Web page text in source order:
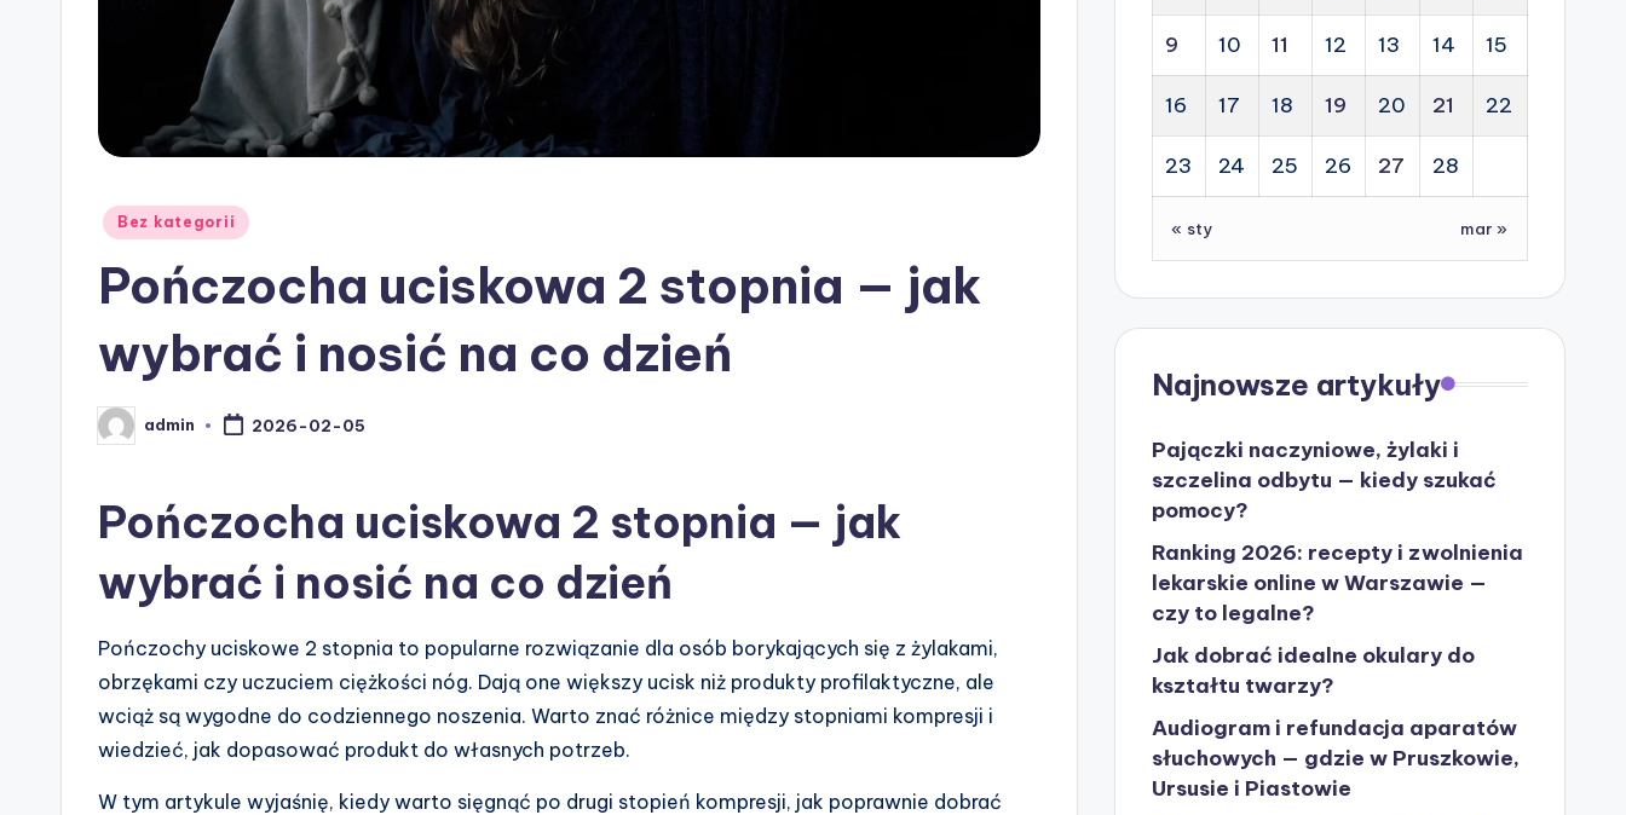
Posted
Bez kategorii
Pończocha uciskowa 2 stopnia — jak
wybrać i nosić na co dzień
Posted
by
admin 2026-02-05
Pończocha uciskowa 2 stopnia — jak
wybrać i nosić na co dzień
Pończochy uciskowe 2 stopnia to popularne rozwiązanie dla osób borykających się z żylakami,
obrzękami czy uczuciem ciężkości nóg. Dają one większy ucisk niż produkty profilaktyczne, ale
wciąż są wygodne do codziennego noszenia. Warto znać różnice między stopniami kompresji i
wiedzieć, jak dopasować produkt do własnych potrzeb.
W tym artykule wyjaśnię, kiedy warto sięgnąć po drugi stopień kompresji, jak poprawnie dobrać
9 10 11 12 13 14 15
16 17 18 19 20 21 22
23 24 25 26 27 28
« sty mar »
Najnowsze artykuły
Pajączki naczyniowe, żylaki i
szczelina odbytu — kiedy szukać
pomocy?
Ranking 2026: recepty i zwolnienia
lekarskie online w Warszawie —
czy to legalne?
Jak dobrać idealne okulary do
kształtu twarzy?
Audiogram i refundacja aparatów
słuchowych — gdzie w Pruszkowie,
Ursusie i Piastowie